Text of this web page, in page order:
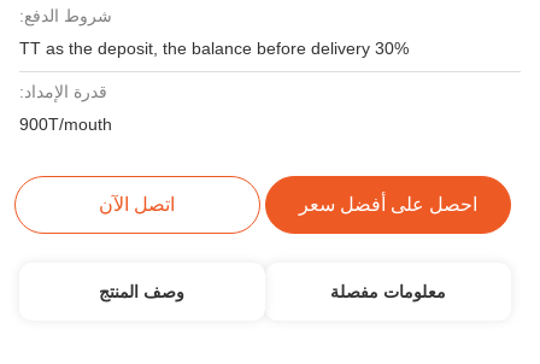
شروط الدفع:
30% TT as the deposit, the balance before delivery
قدرة الإمداد:
900T/mouth
احصل على أفضل سعر اتصل الآن
معلومات مفصلة وصف المنتج